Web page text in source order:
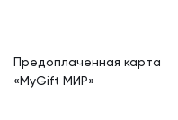
Предоплаченная карта
«MyGift МИР»